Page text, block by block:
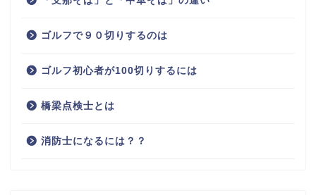
ゴルフで９０切りするのは
ゴルフ初心者が100切りするには
橋梁点検士とは
消防士になるには？？